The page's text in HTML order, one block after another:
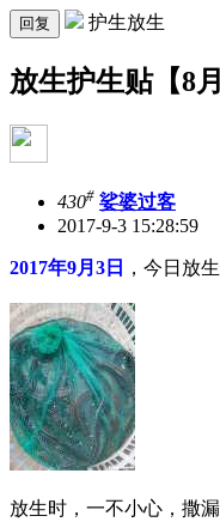
回复 护生放生
放生护生贴【8
430# 娑婆过客
2017-9-3 15:28:59
2017年9月3日 ，今日放
放生时，一不小心，撒